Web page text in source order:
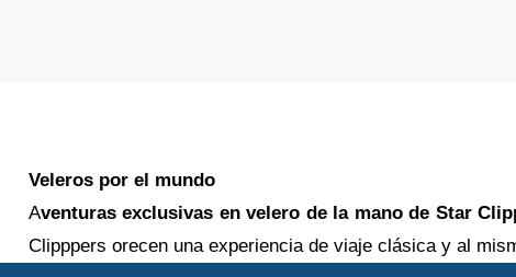
Veleros por el mundo
Aventuras exclusivas en velero de la mano de Star
Clipppers orecen una experiencia de viaje clásica y al